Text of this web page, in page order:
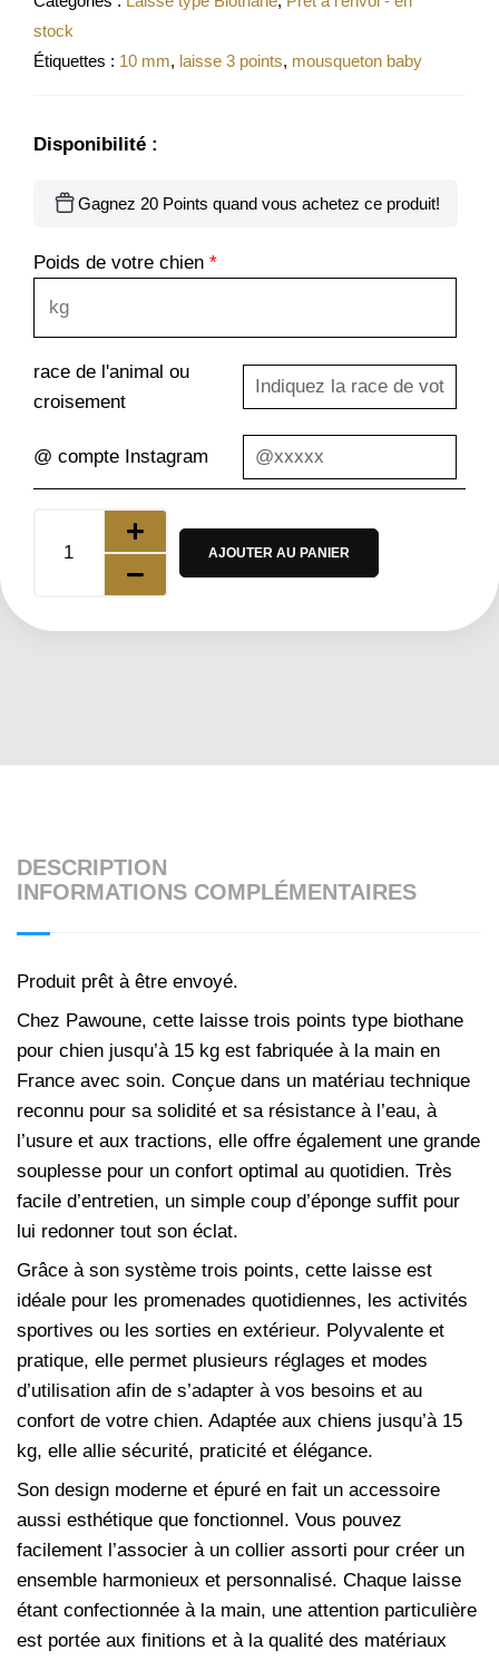
stock
Étiquettes : 10 mm, laisse 3 points, mousqueton baby
Disponibilité :
Gagnez 20 Points quand vous achetez ce produit!
Poids de votre chien *
race de l'animal ou
croisement
@ compte Instagram
AJOUTER AU PANIER
DESCRIPTION
INFORMATIONS COMPLÉMENTAIRES
Produit prêt à être envoyé.
Chez Pawoune, cette laisse trois points type biothane
pour chien jusqu’à 15 kg est fabriquée à la main en
France avec soin. Conçue dans un matériau technique
reconnu pour sa solidité et sa résistance à l’eau, à
l’usure et aux tractions, elle offre également une grande
souplesse pour un confort optimal au quotidien. Très
facile d’entretien, un simple coup d’éponge suffit pour
lui redonner tout son éclat.
Grâce à son système trois points, cette laisse est
idéale pour les promenades quotidiennes, les activités
sportives ou les sorties en extérieur. Polyvalente et
pratique, elle permet plusieurs réglages et modes
d’utilisation afin de s’adapter à vos besoins et au
confort de votre chien. Adaptée aux chiens jusqu’à 15
kg, elle allie sécurité, praticité et élégance.
Son design moderne et épuré en fait un accessoire
aussi esthétique que fonctionnel. Vous pouvez
facilement l’associer à un collier assorti pour créer un
ensemble harmonieux et personnalisé. Chaque laisse
étant confectionnée à la main, une attention particulière
est portée aux finitions et à la qualité des matériaux